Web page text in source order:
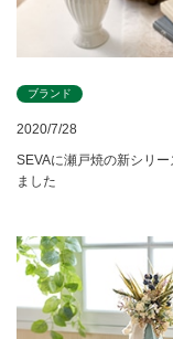
2020/7/28
ブランド
SEVAに瀬戸焼の新シリー
ました